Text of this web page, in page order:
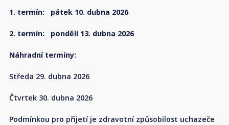
1. termín: pátek 10. dubna 2026
2. termín: pondělí 13. dubna 2026
Náhradní termíny:
Středa 29. dubna 2026
Čtvrtek 30. dubna 2026
Podmínkou pro přijetí je zdravotní způsobilost uchazeče